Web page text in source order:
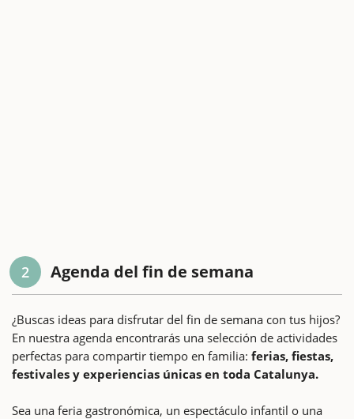
2 Agenda del fin de semana
¿Buscas ideas para disfrutar del fin de semana con tus hijos?
En nuestra agenda encontrarás una selección de actividades
perfectas para compartir tiempo en familia: ferias, fiestas,
festivales y experiencias únicas en toda Catalunya.
Sea una feria gastronómica, un espectáculo infantil o una